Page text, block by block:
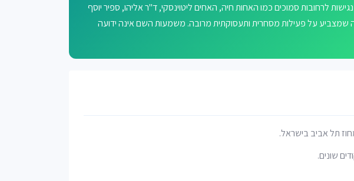
לרחובות סמוכים כמו האחות חיה, האחים ליטוינסקי, ד"ר אליהו, ספיר יוסף
באזור כ-1,604 עסקים, מה שמצביע על פעילות מסחרית ותעסוקתית מרובה. משמעות השם אינה ידועה
תל אביב בישראל.